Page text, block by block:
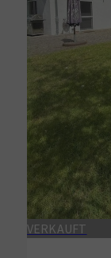
VERKAUFT